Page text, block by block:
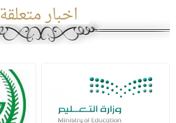
اخبار متعلقة